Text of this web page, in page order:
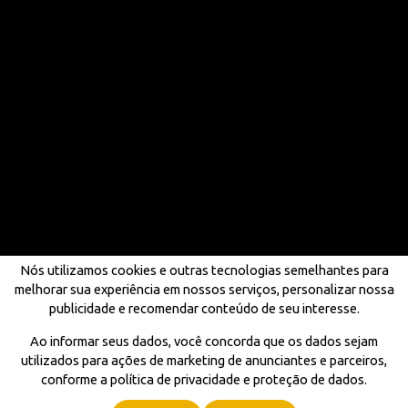
Nós utilizamos cookies e outras tecnologias semelhantes para
melhorar sua experiência em nossos serviços, personalizar nossa
publicidade e recomendar conteúdo de seu interesse.
Ao informar seus dados, você concorda que os dados sejam
utilizados para ações de marketing de anunciantes e parceiros,
conforme a política de privacidade e proteção de dados.